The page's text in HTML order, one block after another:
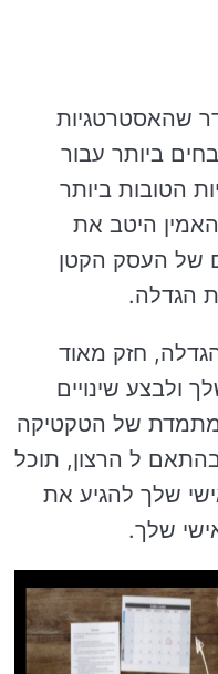
שהאסטרטגיות
ביותר עבור
הטובות ביותר
היטב את
של העסק הקטן
הגדלה.
חזק מאוד
ולבצע שינויים
מתמדת של הטקטיקה
ל הרצון, תוכל
שלך להגיע את
שלך.